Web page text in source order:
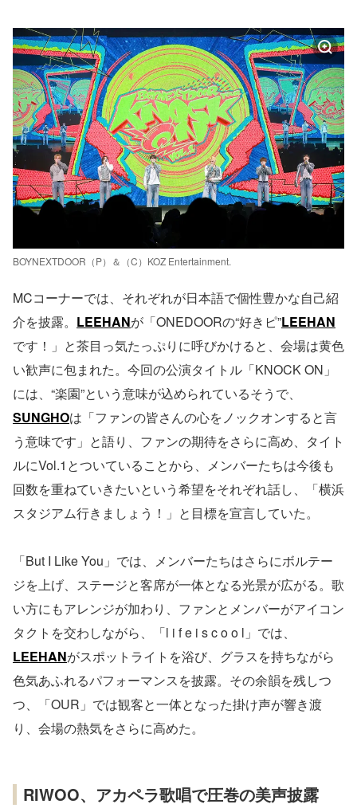
BOYNEXTDOOR（P）＆（C）KOZ Entertainment.
MCコーナーでは、それぞれが日本語で個性豊かな自己紹
介を披露。 LEEHANが「ONEDOORの“好きピ”LEEHAN
です！」と茶目っ気たっぷりに呼びかけると、会場は黄色
い歓声に包まれた。今回の公演タイトル「KNOCK ON」
には、“楽園”という意味が込められているそうで、
SUNGHOは「ファンの皆さんの心をノックオンすると言
う意味です」と語り、ファンの期待をさらに高め、タイト
ルにVol.1とついていることから、メンバーたちは今後も
回数を重ねていきたいという希望をそれぞれ話し、「横浜
スタジアム行きましょう！」と目標を宣言していた。
「But I Like You」では、メンバーたちはさらにボルテー
ジを上げ、ステージと客席が一体となる光景が広がる。歌
い方にもアレンジが加わり、ファンとメンバーがアイコン
タクトを交わしながら、「l i f e i s c o o l」では、
LEEHANがスポットライトを浴び、グラスを持ちながら
色気あふれるパフォーマンスを披露。その余韻を残しつ
つ、「OUR」では観客と一体となった掛け声が響き渡
り、会場の熱気をさらに高めた。
RIWOO、アカペラ歌唱で圧巻の美声披露